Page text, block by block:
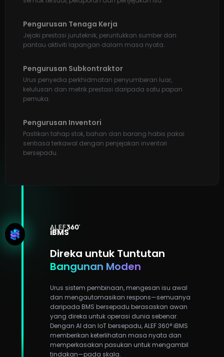
Pengurusan Tenaga Kerja
Jejaki prestasi juruteknik, peruntukkan sumber dan
pantau aktiviti lapangan dalam masa nyata.
Pengurusan Subkontraktor
Urus penyedia perkhidmatan penyumberan luar,
kelulusan dan metrik prestasi daripada satu papan
pemuka.
Pengurusan Inventori
Pastikan tahap stok, bahan dan barang habis pakai
sentiasa terkawal dengan penjejakan inventori
bersepadu.
iBMS
Direka untuk Tuntutan
Bangunan Moden
Urus sistem pembinaan, mengesan isu awal
dan mengautomasikan respons—semuanya
daripada BMS bersepadu berasaskan awan
yang direka untuk operasi dunia sebenar.
Dengan AI dan IoT bersepadu, ALEF 360° iBMS
memberikan keterlihatan masa nyata dan
memperkasakan pasukan untuk mengambil
tindakan—pada skala.